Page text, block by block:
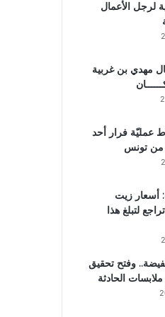
لرجل الأعمال
مهدي بن غربية
عمليّة فرار أحد
من تونس
أسعار زيت
لتبلغ هذا
وفتح تحقيق
الحادثة